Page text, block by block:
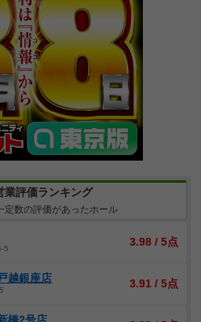
業評価ランキング
数の評価があったホール
5
3.98 / 5点
越銀座店 3.91 / 5点